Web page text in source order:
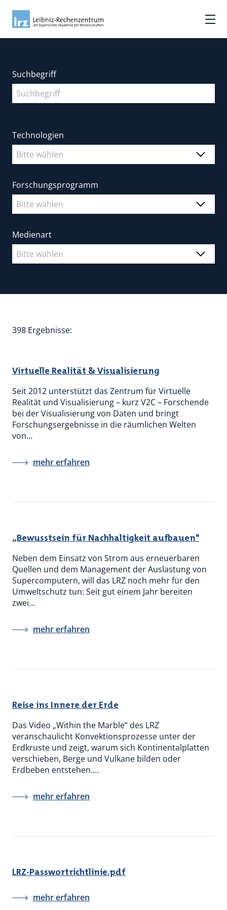
Suchbegriff
Technologien
Forschungsprogramm
Medienart
398 Ergebnisse:
Virtuelle Realität & Visualisierung
Seit 2012 unterstützt das Zentrum für Virtuelle
Realität und Visualisierung – kurz V2C – Forschende
bei der Visualisierung von Daten und bringt
Forschungsergebnisse in die räumlichen Welten
von…
mehr erfahren
„Bewusstsein für Nachhaltigkeit aufbauen"
Neben dem Einsatz von Strom aus erneuerbaren
Quellen und dem Management der Auslastung von
Supercomputern, will das LRZ noch mehr für den
Umweltschutz tun: Seit gut einem Jahr bereiten
zwei…
mehr erfahren
Reise ins Innere der Erde
Das Video „Within the Marble“ des LRZ
veranschaulicht Konvektionsprozesse unter der
Erdkruste und zeigt, warum sich Kontinentalplatten
verschieben, Berge und Vulkane bilden oder
Erdbeben entstehen.…
mehr erfahren
LRZ-Passwortrichtlinie.pdf
mehr erfahren